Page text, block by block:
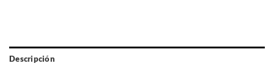
Descripción